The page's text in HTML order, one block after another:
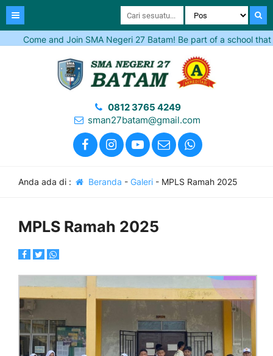
Come and Join SMA Negeri 27 Batam! Be part of a school that
0812 3765 4249
sman27batam@gmail.com
Anda ada di : Beranda - Galeri- MPLS Ramah 2025
MPLS Ramah 2025